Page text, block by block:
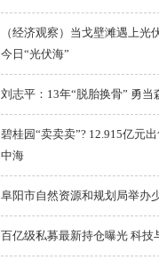
（经济观察）当戈壁滩遇上光
今日“光伏海”
刘志平：13年“脱胎换骨” 勇当
碧桂园“卖卖卖”? 12.915亿元
中海
阜阳市自然资源和规划局举办
百亿级私募最新持仓曝光 科技